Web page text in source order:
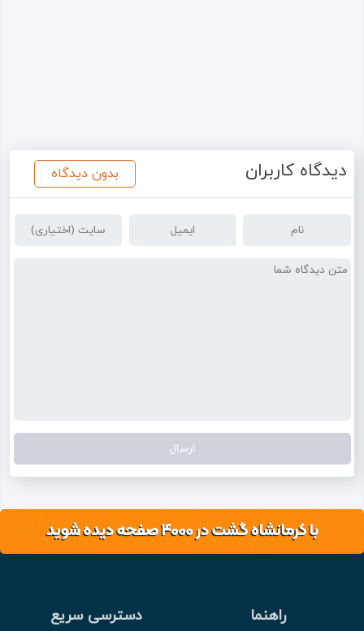
دیدگاه کاربران بدون دیدگاه
راهنما دسترسی سریع